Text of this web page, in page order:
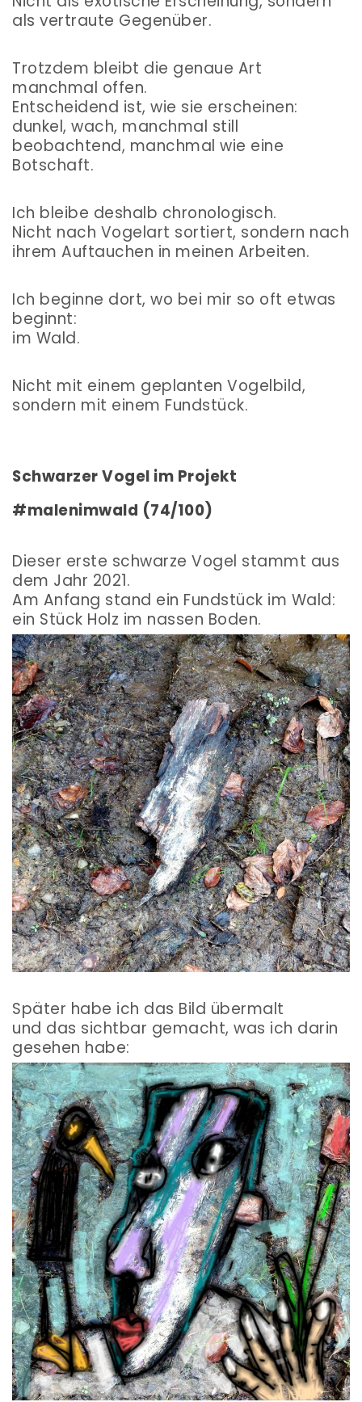
als vertraute Gegenüber.
Trotzdem bleibt die genaue Art
manchmal offen.
Entscheidend ist, wie sie erscheinen:
dunkel, wach, manchmal still
beobachtend, manchmal wie eine
Botschaft.
Ich bleibe deshalb chronologisch.
Nicht nach Vogelart sortiert, sondern nach
ihrem Auftauchen in meinen Arbeiten.
Ich beginne dort, wo bei mir so oft etwas
beginnt:
im Wald.
Nicht mit einem geplanten Vogelbild,
sondern mit einem Fundstück.
Schwarzer Vogel im Projekt
#malenimwald (74/100)
Dieser erste schwarze Vogel stammt aus
dem Jahr 2021.
Am Anfang stand ein Fundstück im Wald:
ein Stück Holz im nassen Boden.
Später habe ich das Bild übermalt
und das sichtbar gemacht, was ich darin
gesehen habe: